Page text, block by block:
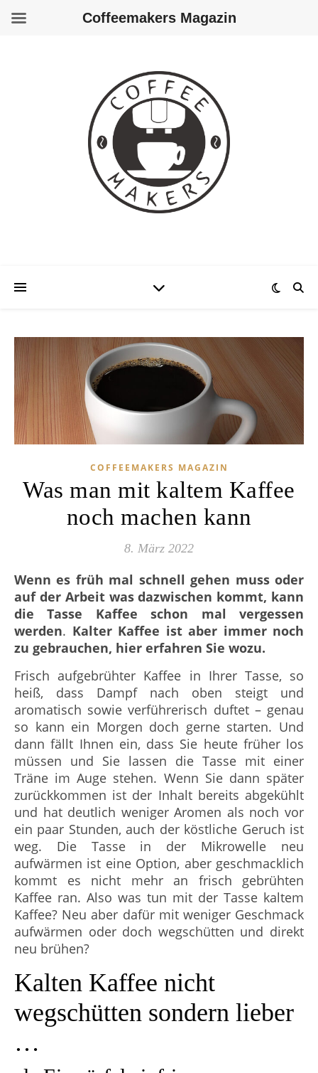
COFFEEMAKERS MAGAZIN
Was man mit kaltem Kaffee
noch machen kann
8. März 2022
Wenn es früh mal schnell gehen muss oder
auf der Arbeit was dazwischen kommt, kann
die Tasse Kaffee schon mal vergessen
werden. Kalter Kaffee ist aber immer noch
zu gebrauchen, hier erfahren Sie wozu.
Frisch aufgebrühter Kaffee in Ihrer Tasse, so
heiß, dass Dampf nach oben steigt und
aromatisch sowie verführerisch duftet – genau
so kann ein Morgen doch gerne starten. Und
dann fällt Ihnen ein, dass Sie heute früher los
müssen und Sie lassen die Tasse mit einer
Träne im Auge stehen. Wenn Sie dann später
zurückkommen ist der Inhalt bereits abgekühlt
und hat deutlich weniger Aromen als noch vor
ein paar Stunden, auch der köstliche Geruch ist
weg. Die Tasse in der Mikrowelle neu
aufwärmen ist eine Option, aber geschmacklich
kommt es nicht mehr an frisch gebrühten
Kaffee ran. Also was tun mit der Tasse kaltem
Kaffee? Neu aber dafür mit weniger Geschmack
aufwärmen oder doch wegschütten und direkt
neu brühen?
Kalten Kaffee nicht
wegschütten sondern lieber
…
Coffeemakers Magazin